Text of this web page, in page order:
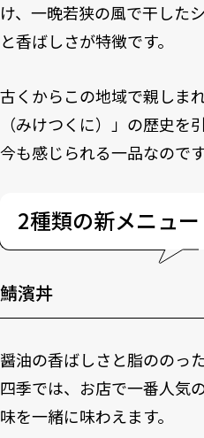
け、一晩若狭の風で干した
と香ばしさが特徴です。
古くからこの地域で親しま
（みけつくに）」の歴史
今も感じられる一品なのです
2種類の新メニュー
鯖濱丼
醤油の香ばしさと脂ののっ
四季では、お店で一番人気
味を一緒に味わえます。